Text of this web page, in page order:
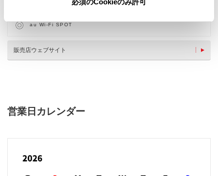
au Wi-Fi SPOT
販売店ウェブサイト
営業日カレンダー